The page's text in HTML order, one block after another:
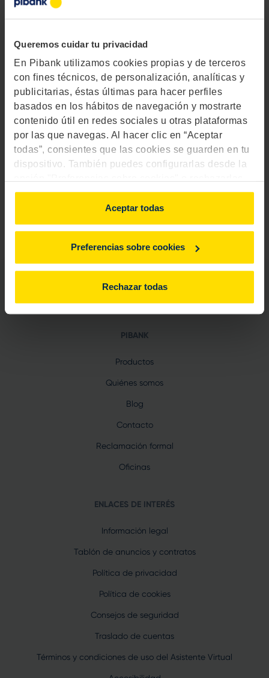
Queremos cuidar tu privacidad
En Pibank utilizamos cookies propias y de terceros
con fines técnicos, de personalización, analíticas y
publicitarias, éstas últimas para hacer perfiles
basados en los hábitos de navegación y mostrarte
contenido útil en redes sociales u otras plataformas
por las que navegas. Al hacer clic en “Aceptar
todas”, consientes que las cookies se guarden en tu
dispositivo. También puedes configurarlas desde la
Para más información, consultaaquí.
Aceptar todas
Preferencias sobre cookies
Rechazar todas
Pagar con tu móvil te
conviene.
Google Pay
Saber más
PIBANK
Productos
Quiénes somos
Blog
Contacto
Reclamación formal
Oficinas
ENLACES DE INTERÉS
Información legal
Tablón de anuncios y contratos
Política de privacidad
Política de cookies
Consejos de seguridad
Traslado de cuentas
Términos y condiciones de uso del Asistente Virtual